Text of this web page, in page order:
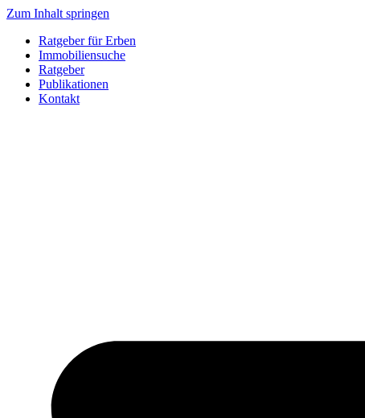
Zum Inhalt springen
Ratgeber für Erben
Immobiliensuche
Ratgeber
Publikationen
Kontakt